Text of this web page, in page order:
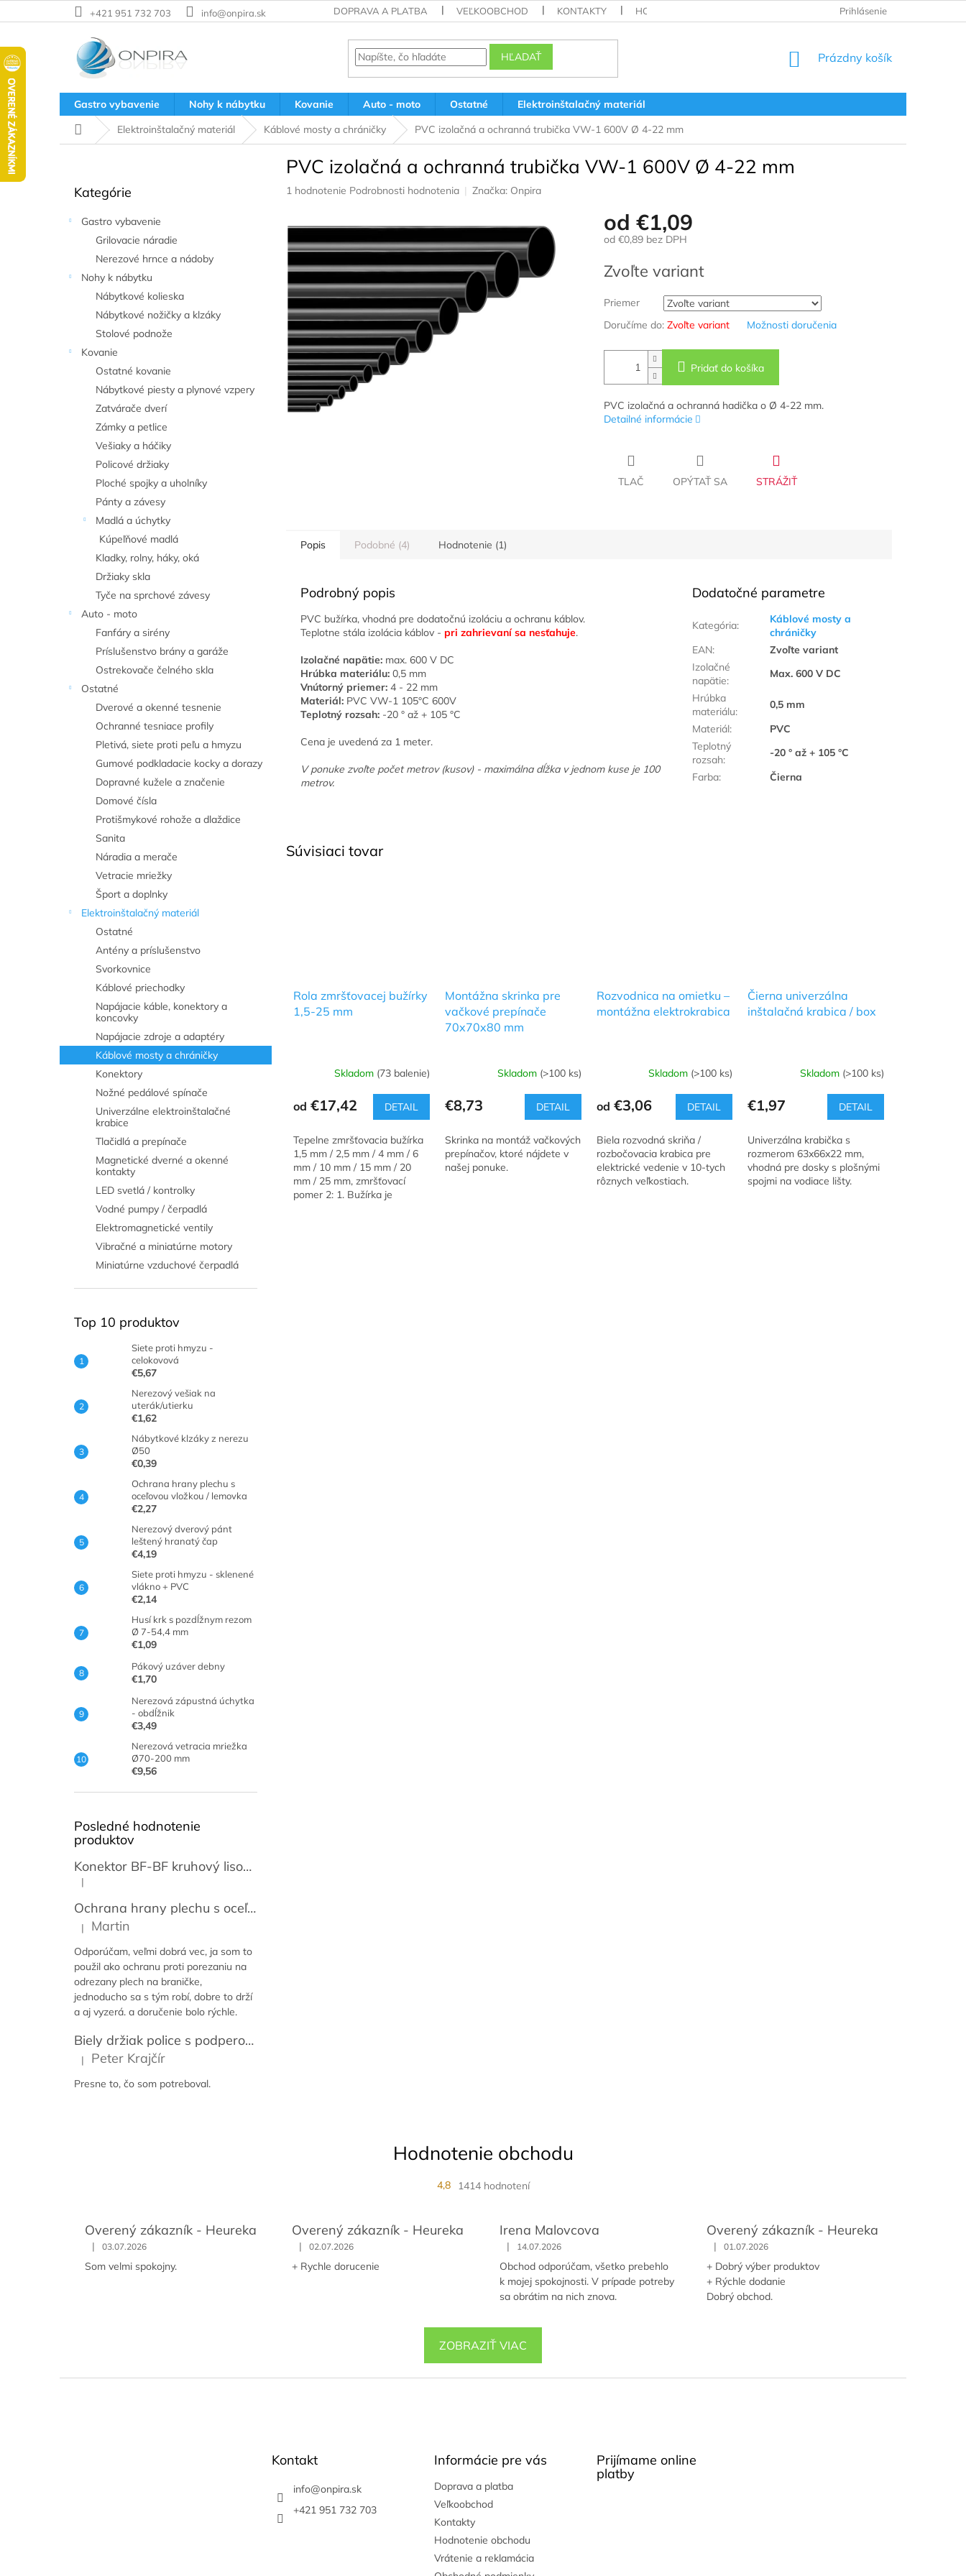
na
+421 951 732 703 info@onpira.sk DOPRAVA A PLATBA VEĽKOOBCHOD KONTAKTY HODNOTENIE OBCHODU VRÁTENIE A REKLAMÁCIA
Prihlásenie
HĽADAŤ
NÁKUPNÝ
Prázdny košík
Gastro vybavenie Nohy k nábytku Kovanie Auto - moto Ostatné
Elektroinštalačný materiál
DomovElektroinštalačný materiál Káblové mosty a chráničky PVC izolačná a ochranná trubička VW-1 600V Ø 4-22 mm
kategórie
Kategórie
Gastro vybavenie
Grilovacie náradie
Nerezové hrnce a nádoby
Nohy k nábytku
Nábytkové kolieska
Nábytkové nožičky a klzáky
Stolové podnože
Kovanie
Ostatné kovanie
Nábytkové piesty a plynové vzpery
Zatvárače dverí
Zámky a petlice
Vešiaky a háčiky
Policové držiaky
Ploché spojky a uholníky
Pánty a závesy
Madlá a úchytky
Kúpeľňové madlá
Kladky, rolny, háky, oká
Držiaky skla
Tyče na sprchové závesy
Auto - moto
Fanfáry a sirény
Príslušenstvo brány a garáže
Ostrekovače čelného skla
Ostatné
Dverové a okenné tesnenie
Ochranné tesniace profily
Pletivá, siete proti peľu a hmyzu
Gumové podkladacie kocky a dorazy
Dopravné kužele a značenie
Domové čísla
Protišmykové rohože a dlaždice
Sanita
Náradia a merače
Vetracie mriežky
Šport a doplnky
Elektroinštalačný materiál
Ostatné
Antény a príslušenstvo
Svorkovnice
Káblové priechodky
Napájacie káble, konektory a
koncovky
Napájacie zdroje a adaptéry
Káblové mosty a chráničky
Konektory
Nožné pedálové spínače
Univerzálne elektroinštalačné
krabice
Tlačidlá a prepínače
Magnetické dverné a okenné
kontakty
LED svetlá / kontrolky
Vodné pumpy / čerpadlá
Elektromagnetické ventily
Vibračné a miniatúrne motory
Miniatúrne vzduchové čerpadlá
Top 10 produktov
Siete proti hmyzu -
celokovová
€5,67
Nerezový vešiak na
uterák/utierku
€1,62
Nábytkové klzáky z nerezu
Ø50
€0,39
Ochrana hrany plechu s
oceľovou vložkou / lemovka
€2,27
Nerezový dverový pánt
leštený hranatý čap
€4,19
Siete proti hmyzu - sklenené
vlákno + PVC
€2,14
Husí krk s pozdĺžnym rezom
Ø 7-54,4 mm
€1,09
Pákový uzáver debny
€1,70
Nerezová zápustná úchytka
- obdĺžnik
€3,49
Nerezová vetracia mriežka
Ø70-200 mm
€9,56
Posledné hodnotenie
produktov
Konektor BF-BF kruhový lisovací transparentný 3,5mm [50 párov]
Hodnotenie produktu je 5 z 5 hviezdičiek.
|
Ochrana hrany plechu s oceľovou vložkou / lemovka
Hodnotenie produktu je 5 z 5 hviezdičiek.
| Martin
Odporúčam, veľmi dobrá vec, ja som to
použil ako ochranu proti porezaniu na
odrezany plech na braničke,
jednoducho sa s tým robí, dobre to drží
a aj vyzerá. a doručenie bolo rýchle.
Biely držiak police s podperou 14-59 cm [2ks]
Hodnotenie produktu je 5 z 5 hviezdičiek.
| Peter Krajčír
Presne to, čo som potreboval.
PVC izolačná a ochranná trubička VW-1 600V Ø 4-22 mm
Priemerné
je
4,0
5
hviezdičiek.
1 hodnotenie Podrobnosti hodnotenia Značka: Onpira
od €1,09
od €0,89bez DPH
cena:
Zvoľte variant
Priemer
Doručíme do: Zvoľte variant Možnosti doručenia
Pridať do košíka
PVC izolačná a ochranná hadička o Ø 4-22 mm.
Detailné informácie
TLAČ OPÝTAŤ SA STRÁŽIŤ
Súvisiaci tovar
Rola zmršťovacej bužírky
1,5-25 mm
Skladom (73 balenie)
od €17,42 DETAIL
Tepelne zmršťovacia bužírka
1,5 mm / 2,5 mm / 4 mm / 6
mm / 10 mm / 15 mm / 20
mm / 25 mm, zmršťovací
pomer 2: 1. Bužírka je
Montážna skrinka pre
vačkové prepínače
70x70x80 mm
Skladom (>100 ks)
€8,73 DETAIL
Skrinka na montáž vačkových
prepínačov, ktoré nájdete v
našej ponuke.
Rozvodnica na omietku –
montážna elektrokrabica
Skladom (>100 ks)
od €3,06 DETAIL
Biela rozvodná skriňa /
rozbočovacia krabica pre
elektrické vedenie v 10-tych
rôznych veľkostiach.
Čierna univerzálna
inštalačná krabica / box
Skladom (>100 ks)
€1,97 DETAIL
Univerzálna krabička s
rozmerom 63x66x22 mm,
vhodná pre dosky s plošnými
spojmi na vodiace lišty.
Popis Podobné (4) Hodnotenie (1)
Podrobný popis
PVC bužírka, vhodná pre dodatočnú izoláciu a ochranu káblov.
Teplotne stála izolácia káblov - pri zahrievaní sa nesťahuje.
Izolačné napätie: max. 600 V DC
Hrúbka materiálu: 0,5 mm
Vnútorný priemer: 4 - 22 mm
Materiál: PVC VW-1 105°C 600V
Teplotný rozsah: -20 ° až + 105 °C
Cena je uvedená za 1 meter.
V ponuke zvoľte počet metrov (kusov) - maximálna dĺžka v jednom kuse je 100
metrov.
Dodatočné parametre
Kategória:
Káblové mosty a
chráničky
EAN:
Zvoľte variant
Izolačné
napätie:
Max. 600 V DC
Hrúbka
materiálu:
0,5 mm
Materiál:
PVC
Teplotný
rozsah:
-20 ° až + 105 °C
Farba: Čierna
Hodnotenie obchodu
4,8 1414 hodnotení
Overený zákazník - Heureka
| 03.07.2026
Som velmi spokojny.
Overený zákazník - Heureka
| 02.07.2026
+ Rychle dorucenie
Irena Malovcova
| 14.07.2026
Obchod odporúčam, všetko prebehlo
k mojej spokojnosti. V prípade potreby
sa obrátim na nich znova.
Overený zákazník - Heureka
| 01.07.2026
+ Dobrý výber produktov
+ Rýchle dodanie
Dobrý obchod.
ZOBRAZIŤ VIAC
Kontakt
info@onpira.sk
+421 951 732 703
Informácie pre vás
Doprava a platba
Veľkoobchod
Kontakty
Hodnotenie obchodu
Vrátenie a reklamácia
Prijímame online
platby